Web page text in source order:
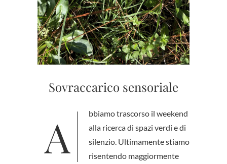
Sovraccarico sensoriale
Abbiamo trascorso il weekend
alla ricerca di spazi verdi e di
silenzio. Ultimamente stiamo
risentendo maggiormente